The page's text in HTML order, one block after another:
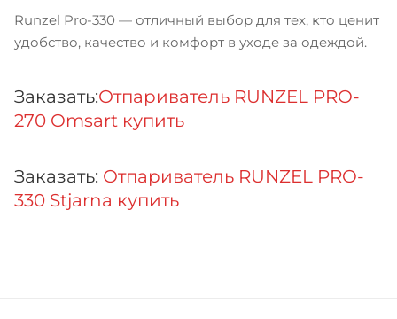
Runzel Pro-330 — отличный выбор для тех, кто ценит
удобство, качество и комфорт в уходе за одеждой.
Заказать:Отпариватель RUNZEL PRO-
270 Omsart купить
Заказать: Отпариватель RUNZEL PRO-
330 Stjarna купить